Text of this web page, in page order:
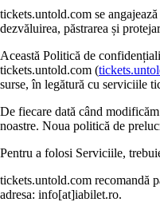
tickets.untold.com se
dezvăluirea, păstrarea și
Această Politică de
tickets.untold.com (
surse, în legătură cu serviciile
De fiecare dată când
noastre. Noua politică de
Pentru a folosi Serviciile,
tickets.untold.com recomandă
adresa: info[at]iabilet.ro.